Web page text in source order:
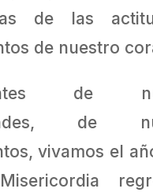
de las
de nuestro
de
de
vivamos el